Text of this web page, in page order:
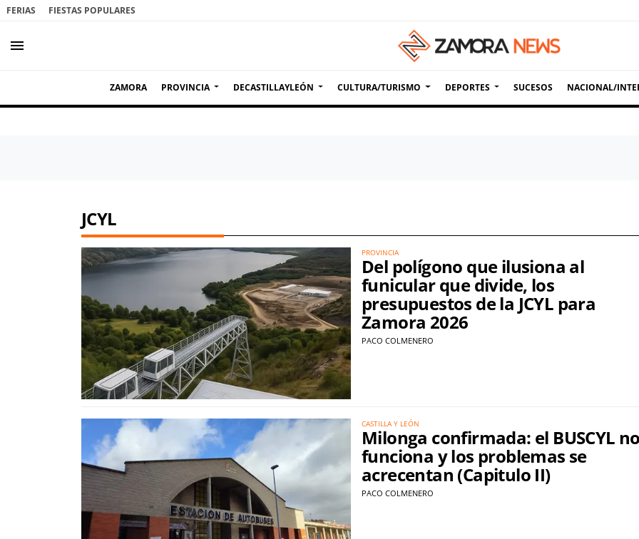
FERIAS FIESTAS POPULARES
menu
ZAMORA PROVINCIA DECASTILLAYLEÓN CULTURA/TURISMO DEPORTES SUCESOS NACIONAL/
JCYL
PROVINCIA
Del polígono que ilusiona al
funicular que divide, los
presupuestos de la JCYL para
Zamora 2026
PACO COLMENERO
CASTILLA Y LEÓN
Milonga confirmada: el BUSCYL
funciona y los problemas se
acrecentan (Capitulo II)
PACO COLMENERO